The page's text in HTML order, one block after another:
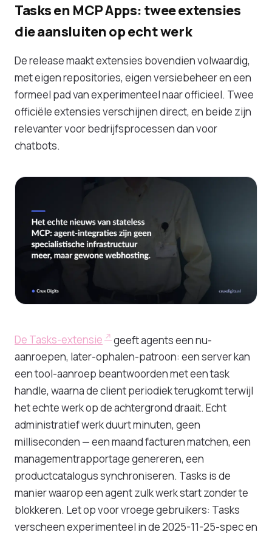
Tasks en MCP Apps: twee extensies
die aansluiten op echt werk
De release maakt extensies bovendien volwaardig,
met eigen repositories, eigen versiebeheer en een
formeel pad van experimenteel naar officieel. Twee
officiële extensies verschijnen direct, en beide zijn
relevanter voor bedrijfsprocessen dan voor
chatbots.
De Tasks-extensie
geeft agents een nu-
aanroepen, later-ophalen-patroon: een server kan
een tool-aanroep beantwoorden met een task
handle, waarna de client periodiek terugkomt terwijl
het echte werk op de achtergrond draait. Echt
administratief werk duurt minuten, geen
milliseconden — een maand facturen matchen, een
managementrapportage genereren, een
productcatalogus synchroniseren. Tasks is de
manier waarop een agent zulk werk start zonder te
blokkeren. Let op voor vroege gebruikers: Tasks
verscheen experimenteel in de 2025-11-25-spec en